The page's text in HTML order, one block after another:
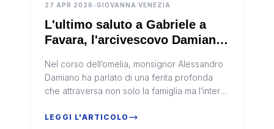
27 APR 2026 •GIOVANNA VENEZIA
L'ultimo saluto a Gabriele a
Favara, l'arcivescovo Damiano:
Nel corso dell’omelia, monsignor Alessandro
Damiano ha parlato di una ferita profonda
che attraversa non solo la famiglia ma l’intera
senso dell’umanità
LEGGI L'ARTICOLO